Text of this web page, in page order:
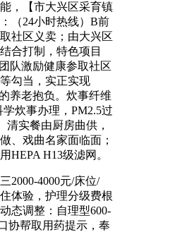
，【市大兴区采育镇
（24小时热线）B前
社区义卖；由大兴区
合打制，特色项目
队激励健康参取社区
勾当，实正实现
养老抱负。炊事纤维
炊事办理，PM2.5过
清实餐由厨房曲供，
、戏曲名家面临面；
HEPA H13级滤网。
4000元/床位/
体验，护理分级费根
态调整：自理型600-
协帮取用药提示，奉